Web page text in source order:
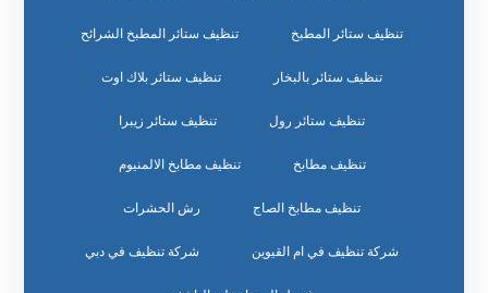
تنظيف ستائر المطبخ تنظيف ستائر المطبخ الشرائح
تنظيف ستائر بالبخار تنظيف ستائر بلاك اوت
تنظيف ستائر رول تنظيف ستائر زيبرا
تنظيف مطابخ تنظيف مطابخ الالمنيوم
تنظيف مطابخ الصاج رش الحشرات
شركة تنظيف في ام القيوين شركة تنظيف في دبي